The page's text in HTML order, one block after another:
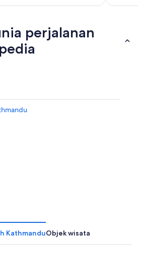
perjalanan
KathmanduObjek wisata